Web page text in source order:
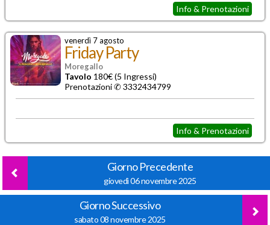
Info & Prenotazioni
venerdì 7 agosto
Friday Party
Moregallo
Tavolo 180€ (5 Ingressi)
Prenotazioni ✆ 3332434799
Info & Prenotazioni
Giorno Precedente
giovedì 06 novembre 2025
Giorno Successivo
sabato 08 novembre 2025